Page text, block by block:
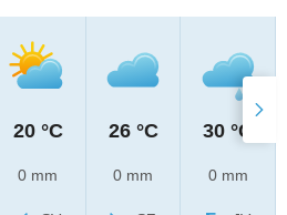
20 °C
0 mm
26 °C
0 mm
30 °C
0 mm